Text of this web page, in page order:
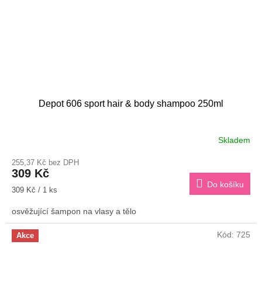
Depot 606 sport hair & body shampoo 250ml
Skladem
255,37 Kč bez DPH
309 Kč
Měrná
309 Kč / 1 ks
Do košíku
osvěžující šampon na vlasy a tělo
Akce Kód: 725